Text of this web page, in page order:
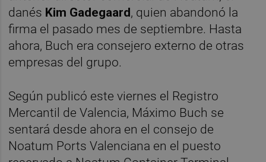
danés Kim Gadegaard, quien abandonó la
firma el pasado mes de septiembre. Hasta
ahora, Buch era consejero externo de otras
empresas del grupo.
Según publicó este viernes el Registro
Mercantil de Valencia, Máximo Buch se
sentará desde ahora en el consejo de
Noatum Ports Valenciana en el puesto